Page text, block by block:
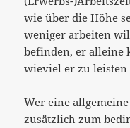
wie über die Höhe
weniger arbeiten
befinden, er alleine
wieviel er zu
Wer eine
zusätzlich zum